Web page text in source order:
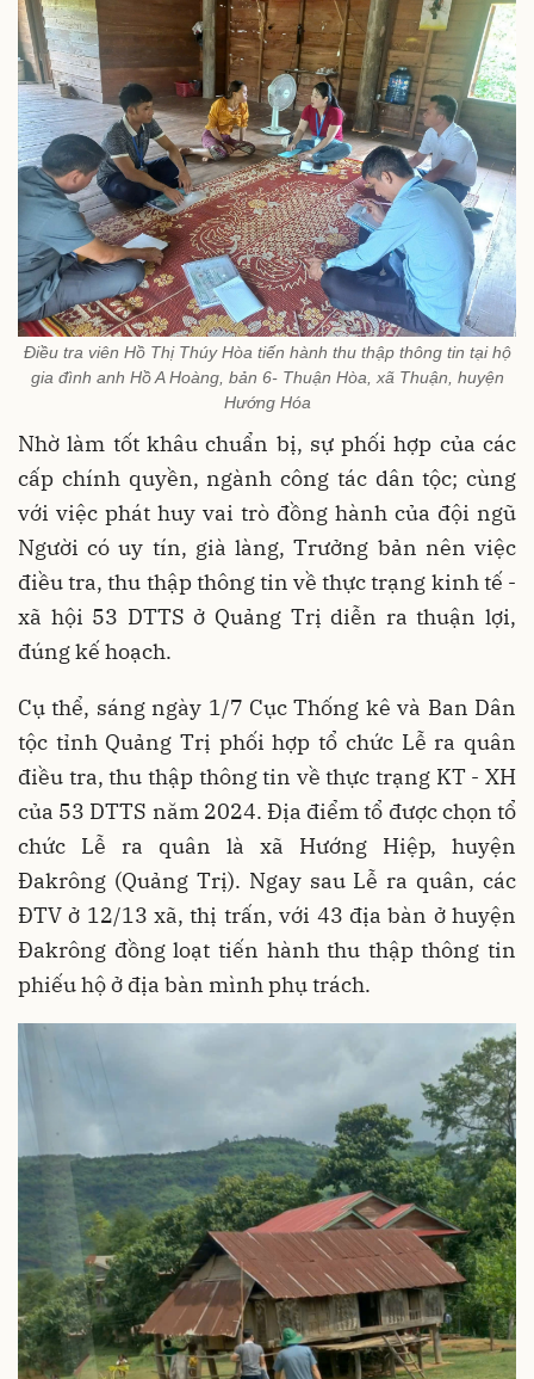
Điều tra viên Hồ Thị Thúy Hòa tiến hành thu thập thông tin tại hộ
gia đình anh Hồ A Hoàng, bản 6- Thuận Hòa, xã Thuận, huyện
Hướng Hóa
Nhờ làm tốt khâu chuẩn bị, sự phối hợp của các
cấp chính quyền, ngành công tác dân tộc; cùng
với việc phát huy vai trò đồng hành của đội ngũ
Người có uy tín, già làng, Trưởng bản nên việc
điều tra, thu thập thông tin về thực trạng kinh tế -
xã hội 53 DTTS ở Quảng Trị diễn ra thuận lợi,
đúng kế hoạch.
Cụ thể, sáng ngày 1/7 Cục Thống kê và Ban Dân
tộc tỉnh Quảng Trị phối hợp tổ chức Lễ ra quân
điều tra, thu thập thông tin về thực trạng KT - XH
của 53 DTTS năm 2024. Địa điểm tổ được chọn tổ
chức Lễ ra quân là xã Hướng Hiệp, huyện
Đakrông (Quảng Trị). Ngay sau Lễ ra quân, các
ĐTV ở 12/13 xã, thị trấn, với 43 địa bàn ở huyện
Đakrông đồng loạt tiến hành thu thập thông tin
phiếu hộ ở địa bàn mình phụ trách.